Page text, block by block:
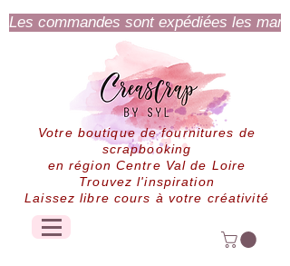
Les commandes sont expédiées les
Votre boutique de fournitures de
scrapbooking
en région Centre Val de Loire
Trouvez l'inspiration
Laissez libre cours à votre créativité